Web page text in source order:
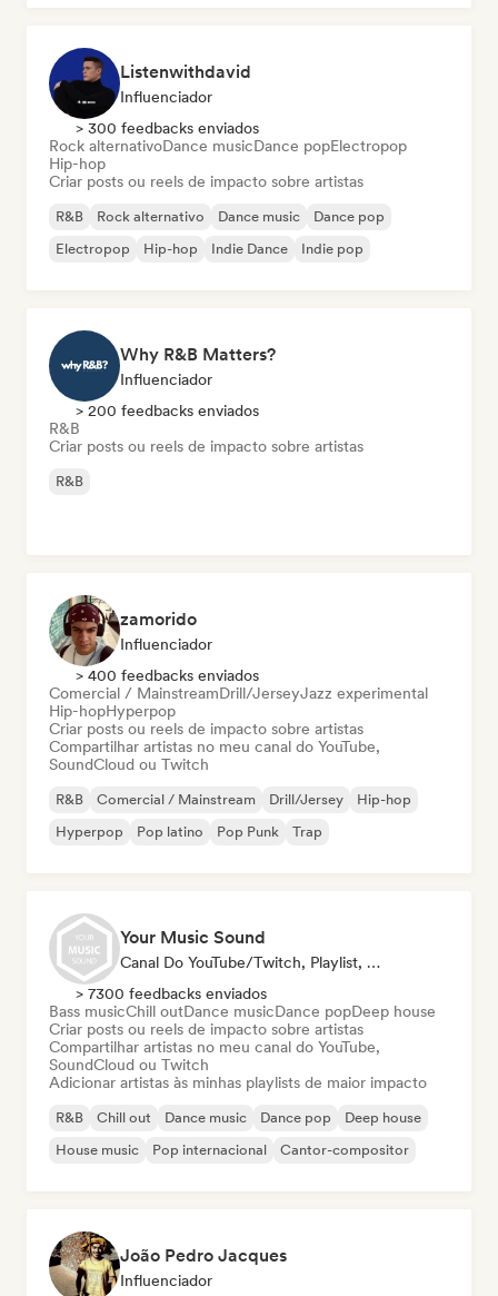
Listenwithdavid
Influenciador
> 300 feedbacks enviados
Rock alternativoDance musicDance popElectropop
Hip-hop
Criar posts ou reels de impacto sobre artistas
R&B Rock alternativo Dance music
Dance pop
Electropop
Hip-hop Indie Dance Indie pop
Why R&B Matters?
Influenciador
> 200 feedbacks enviados
R&B
Criar posts ou reels de impacto sobre artistas
R&B
zamorido
Influenciador
> 400 feedbacks enviados
Comercial / MainstreamDrill/JerseyJazz experimental
Hip-hopHyperpop
Criar posts ou reels de impacto sobre artistas
Compartilhar artistas no meu canal do YouTube,
SoundCloud ou Twitch
R&B Comercial / Mainstream Drill/Jersey
Hip-hop
Hyperpop
Pop latino Pop Punk Trap
Your Music Sound
Canal Do YouTube/Twitch, Playlist, Influenciador
> 7300 feedbacks enviados
Bass musicChill outDance musicDance popDeep house
Criar posts ou reels de impacto sobre artistas
Compartilhar artistas no meu canal do YouTube,
SoundCloud ou Twitch
Adicionar artistas às minhas playlists de maior impacto
R&B Chill out Dance music Dance pop
Deep house
House music
Pop internacional Cantor-compositor
João Pedro Jacques
Influenciador